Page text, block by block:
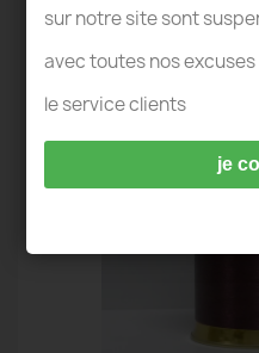
TERRARIUM
sur notre site sont
avec toutes nos excuses
le service clients
je